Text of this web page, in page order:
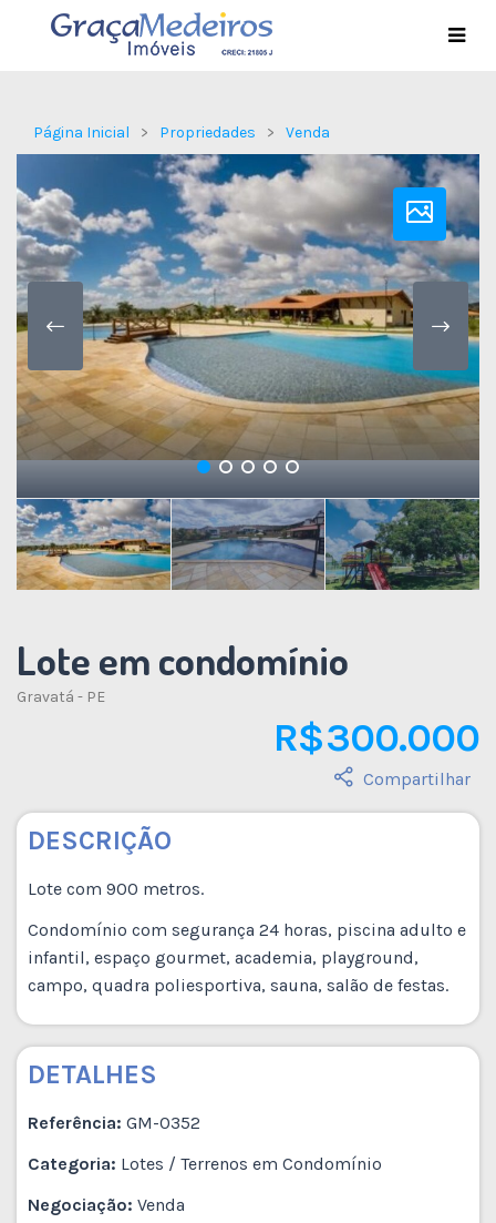
Página Inicial Propriedades Venda
Lote em condomínio
Gravatá - PE
R$ 300.000
Compartilhar
DESCRIÇÃO
Lote com 900 metros.
Condomínio com segurança 24 horas, piscina adulto e
infantil, espaço gourmet, academia, playground,
campo, quadra poliesportiva, sauna, salão de festas.
DETALHES
Referência: GM-0352
Categoria: Lotes / Terrenos em Condomínio
Negociação: Venda